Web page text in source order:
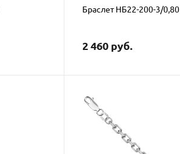
Браслет НБ22-200-3/0,80
2 460 руб.